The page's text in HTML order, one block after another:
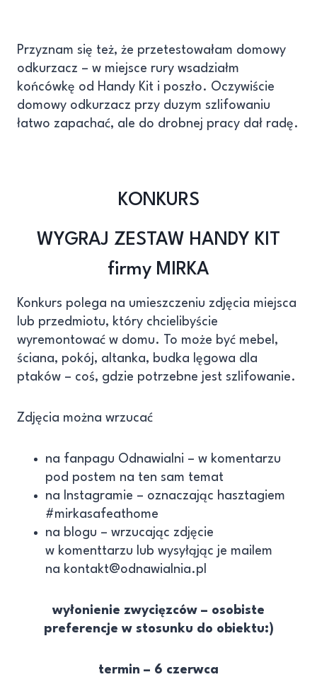
Przyznam się też, że przetestowałam domowy
odkurzacz – w miejsce rury wsadziałm
końcówkę od Handy Kit i poszło. Oczywiście
domowy odkurzacz przy duzym szlifowaniu
łatwo zapachać, ale do drobnej pracy dał radę.
KONKURS
WYGRAJ ZESTAW HANDY KIT
firmy MIRKA
Konkurs polega na umieszczeniu zdjęcia miejsca
lub przedmiotu, który chcielibyście
wyremontować w domu. To może być mebel,
ściana, pokój, altanka, budka lęgowa dla
ptaków – coś, gdzie potrzebne jest szlifowanie.
Zdjęcia można wrzucać
na fanpagu Odnawialni – w komentarzu
pod postem na ten sam temat
na Instagramie – oznaczając hasztagiem
#mirkasafeathome
na blogu – wrzucając zdjęcie
w komenttarzu lub wysyłąjąc je mailem
na kontakt@odnawialnia.pl
wyłonienie zwycięzców – osobiste
preferencje w stosunku do obiektu:)
termin – 6 czerwca